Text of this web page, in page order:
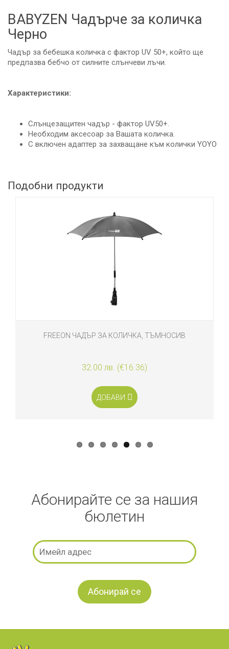
BABYZEN Чадърче за количка
Черно
Чадър за бебешка количка с фактор UV 50+, който ще
предпазва бебчо от силните слънчеви лъчи.
Характеристики:
Слънцезащитен чадър - фактор UV50+.
Необходим аксесоар за Вашата количка.
С включен адаптер за захващане към колички YOYO
Подобни продукти
FREEON ЧАДЪР ЗА КОЛИЧКА, ТЪМНОСИВ
32.00 лв. (€16.36)
ДОБАВИ
Абонирайте се за нашия
бюлетин